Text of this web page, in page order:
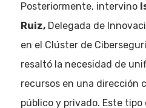
Posteriormente, intervino
Ruiz,Delegada de
en el Clúster de
resaltó la necesidad de
recursos en una dirección
público y privado. Este